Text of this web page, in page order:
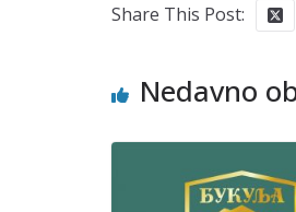
Share This Post:
Nedavno